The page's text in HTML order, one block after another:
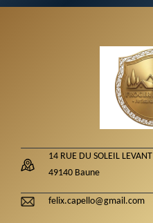
14 RUE DU SOLEIL LEVANT
49140 Baune
felix.capello@gmail.com